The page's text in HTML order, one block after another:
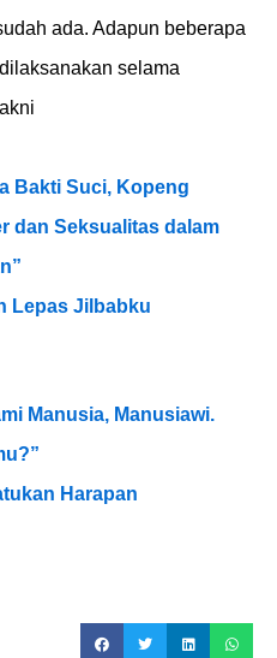
ada. Adapun beberapa
selama
Bakti Suci, Kopeng
dan Seksualitas dalam
Lepas Jilbabku
Manusia, Manusiawi.
Harapan